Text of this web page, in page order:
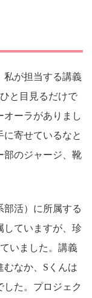
私が担当する講義
と目見るだけで
オーラがありまし
寄せているなと
部のジャージ、靴
部活）に所属する
していますが、珍
いました。講義
なか、Sくんは
た。プロジェク